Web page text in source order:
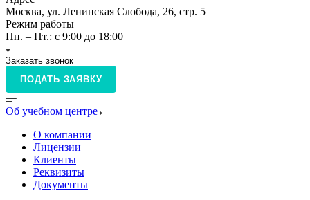
Москва, ул. Ленинская Слобода, 26, стр. 5
Режим работы
Пн. – Пт.: с 9:00 до 18:00
Заказать звонок
ПОДАТЬ ЗАЯВКУ
Об учебном центре
О компании
Лицензии
Клиенты
Реквизиты
Документы